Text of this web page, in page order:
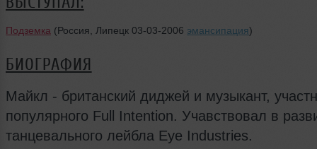
Подземка (Россия, Липецк 03-03-2006 эмансипация)
БИОГРАФИЯ
Майкл - британский диджей и музыкант,
популярного Full Intention. Учавствовал в
танцевального лейбла Eye Industries.